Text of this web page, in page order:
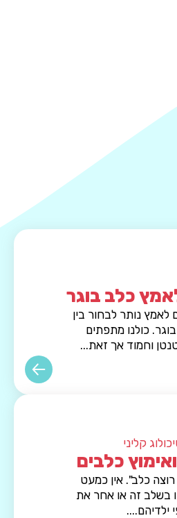
נותר לבחור בין
כולנו מתפתים
וחמוד אך זאת...
קליני
כלבים
כלב". אין כמעט
בשלב זה או אחר את